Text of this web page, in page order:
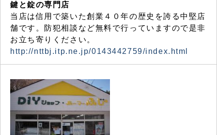
鍵と錠の専門店
当店は信用で築いた創業４０年の歴史を誇る中堅店
舗です。防犯相談など無料で行っていますので是非
お立ち寄りください。
http://nttbj.itp.ne.jp/0143442759/index.html